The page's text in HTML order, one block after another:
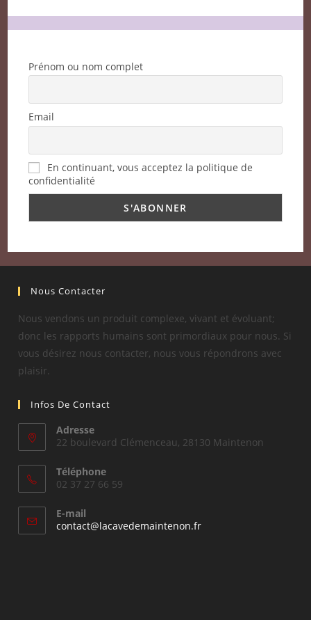
Prénom ou nom complet
Email
En continuant, vous acceptez la politique de
confidentialité
Nous Contacter
Nous vendons un produit complexe, vivant et évoluant;
donc les rapports humains sont primordiaux pour nous. Si
vous désirez nous contacter, nous vous répondrons avec
plaisir.
Infos De Contact
Adresse
22 boulevard Clémenceau, 28130 Maintenon
Téléphone
02 37 27 66 59
E-mail
contact@lacavedemaintenon.frS’ouvre